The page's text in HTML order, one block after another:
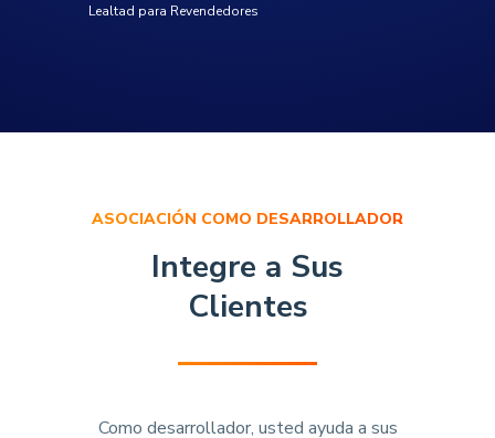
Lealtad para Revendedores
ASOCIACIÓN COMO DESARROLLADOR
Integre a Sus
Clientes
Como desarrollador, usted ayuda a sus